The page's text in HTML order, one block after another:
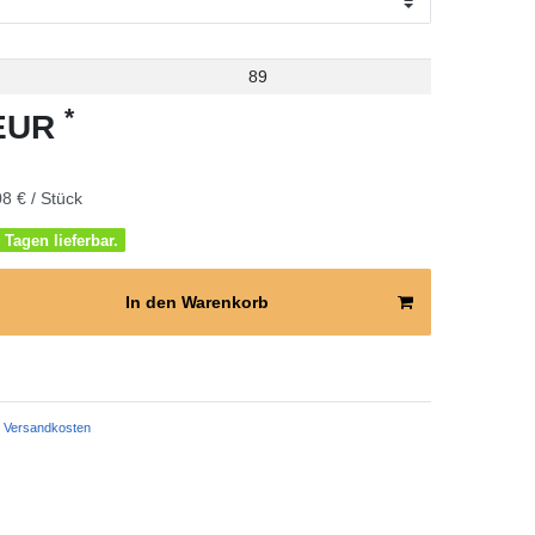
89
*
€ / Stück
lieferbar.
In den Warenkorb
Versandkosten